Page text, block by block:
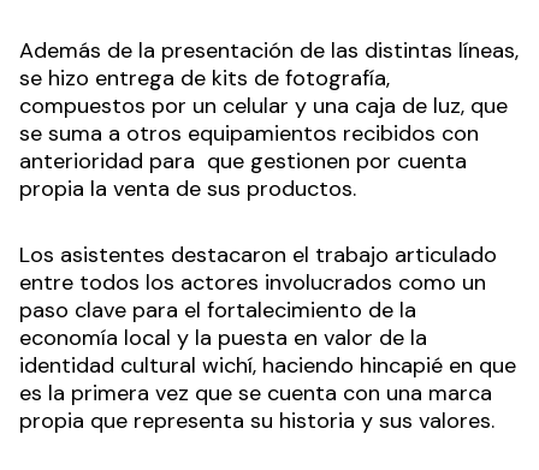
Además de la presentación de las distintas líneas,
se hizo entrega de kits de fotografía,
compuestos por un celular y una caja de luz, que
se suma a otros equipamientos recibidos con
anterioridad para que gestionen por cuenta
propia la venta de sus productos.
Los asistentes destacaron el trabajo articulado
entre todos los actores involucrados como un
paso clave para el fortalecimiento de la
economía local y la puesta en valor de la
identidad cultural wichí, haciendo hincapié en que
es la primera vez que se cuenta con una marca
propia que representa su historia y sus valores.